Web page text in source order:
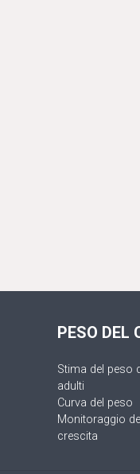
PESO DEL
Stima del peso
adulti
Curva del peso
Monitoraggio
crescita